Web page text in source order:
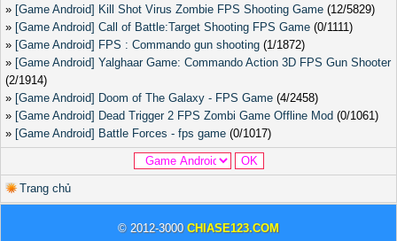
» [Game Android] Kill Shot Virus Zombie FPS Shooting Game (12/5829)
» [Game Android] Call of Battle:Target Shooting FPS Game (0/1111)
» [Game Android] FPS : Commando gun shooting (1/1872)
» [Game Android] Yalghaar Game: Commando Action 3D FPS Gun Shooter
(2/1914)
» [Game Android] Doom of The Galaxy - FPS Game (4/2458)
» [Game Android] Dead Trigger 2 FPS Zombi Game Offline Mod (0/1061)
» [Game Android] Battle Forces - fps game (0/1017)
Trang chủ
© 2012-3000 CHIASE123.COM